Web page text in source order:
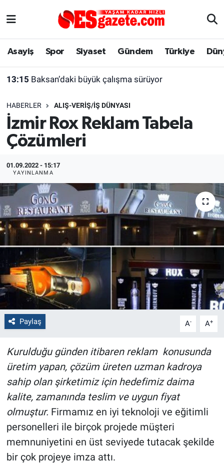
Asayiş Spor Siyaset Gündem Türkiye
13:15 Baksan’daki büyük çalışma sürüyor
HABERLER ALIŞ-VERIŞ/İŞ DÜNYASI
İzmir Rox Reklam Tabela
Çözümleri
01.09.2022 - 15:17
YAYINLANMA
Paylaş A- A+
Kurulduğu günden itibaren reklam konusunda
üretim yapan, çözüm üreten uzman kadroya
sahip olan şirketimiz için hedefimiz daima
kalite, zamanında teslim ve uygun fiyat
olmuştur. Firmamız en iyi teknoloji ve eğitimli
personelleri ile birçok projede müşteri
memnuniyetini en üst seviyede tutacak şekilde
bir çok projeye imza attı.
Asayiş
Gündem
Türkiye
Dünya
Sağlık
Alış-Veriş/İş dünyası
Yaşam
Eskişehirspor Arşivi
Eskişehir Arşivi
Röportaj
Ekonomi
Kültür Sanat
Politika
Bilecik
Kütahya
Gezi
Genel
Çevre
Yerel
Magazin
Bilim ve Teknoloji
Eskişehir Nöbetçi Eczaneler
Süper Lig Puan Durumu ve Fikstür
Tüm Manşetler
Son Dakika Haberleri
Haber Arşivi